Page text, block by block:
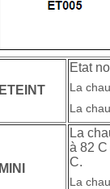
ETEINT
Etat
La
La
MINI
La
à 82
C.
La